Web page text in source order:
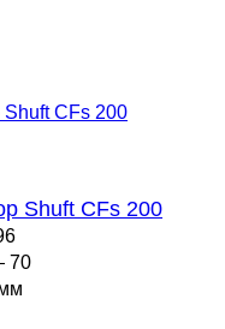
Shuft CFs 200
70